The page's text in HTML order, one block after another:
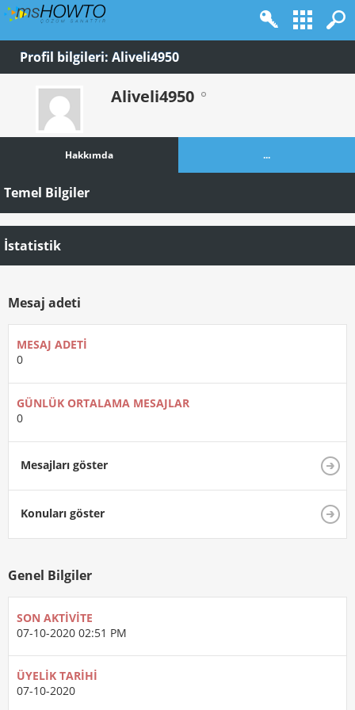
Profil bilgileri: Aliveli4950
Aliveli4950
Hakkımda ...
Temel Bilgiler
İstatistik
Mesaj adeti
MESAJ ADETI
0
GÜNLÜK ORTALAMA MESAJLAR
0
Mesajları göster
Konuları göster
Genel Bilgiler
SON AKTIVITE
07-10-2020 02:51 PM
ÜYELIK TARIHI
07-10-2020